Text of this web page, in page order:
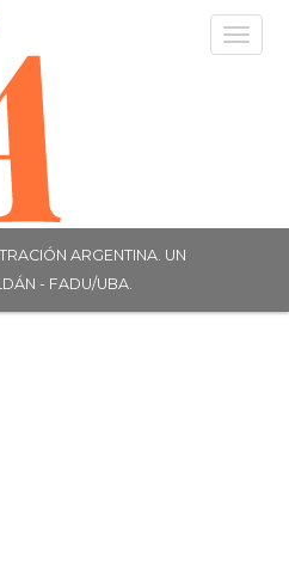
ARGENTINA. UN
- FADU/UBA.